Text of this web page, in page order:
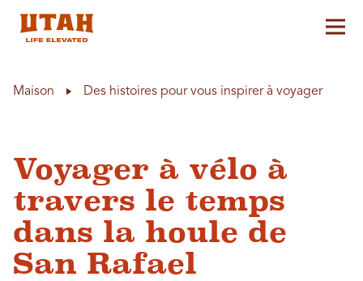
Maison Des histoires pour vous inspirer à voyager
Voyager à vélo à
travers le temps
dans la houle de
San Rafael